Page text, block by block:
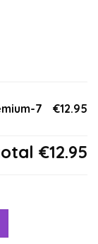
7 €12.95
€12.95